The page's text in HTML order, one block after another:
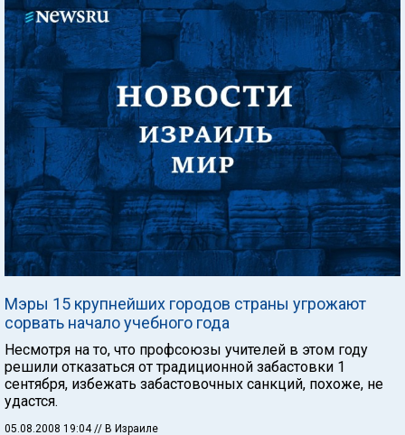
Мэры 15 крупнейших городов страны угрожают
сорвать начало учебного года
Несмотря на то, что профсоюзы учителей в этом году
решили отказаться от традиционной забастовки 1
сентября, избежать забастовочных санкций, похоже, не
удастся.
05.08.2008 19:04 // В Израиле